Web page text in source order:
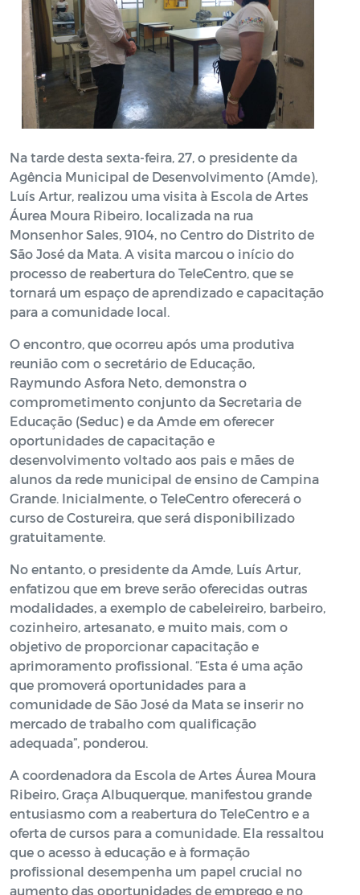
Na tarde desta sexta-feira, 27, o presidente da
Agência Municipal de Desenvolvimento (Amde),
Luís Artur, realizou uma visita à Escola de Artes
Áurea Moura Ribeiro, localizada na rua
Monsenhor Sales, 9104, no Centro do Distrito de
São José da Mata. A visita marcou o início do
processo de reabertura do TeleCentro, que se
tornará um espaço de aprendizado e capacitação
para a comunidade local.
O encontro, que ocorreu após uma produtiva
reunião com o secretário de Educação,
Raymundo Asfora Neto, demonstra o
comprometimento conjunto da Secretaria de
Educação (Seduc) e da Amde em oferecer
oportunidades de capacitação e
desenvolvimento voltado aos pais e mães de
alunos da rede municipal de ensino de Campina
Grande. Inicialmente, o TeleCentro oferecerá o
curso de Costureira, que será disponibilizado
gratuitamente.
No entanto, o presidente da Amde, Luís Artur,
enfatizou que em breve serão oferecidas outras
modalidades, a exemplo de cabeleireiro, barbeiro,
cozinheiro, artesanato, e muito mais, com o
objetivo de proporcionar capacitação e
aprimoramento profissional. “Esta é uma ação
que promoverá oportunidades para a
comunidade de São José da Mata se inserir no
mercado de trabalho com qualificação
adequada”, ponderou.
A coordenadora da Escola de Artes Áurea Moura
Ribeiro, Graça Albuquerque, manifestou grande
entusiasmo com a reabertura do TeleCentro e a
oferta de cursos para a comunidade. Ela ressaltou
que o acesso à educação e à formação
profissional desempenha um papel crucial no
aumento das oportunidades de emprego e no